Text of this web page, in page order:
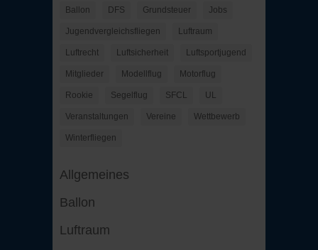
Ballon DFS Grundsteuer Jobs
Jugendvergleichsfliegen Luftraum
Luftrecht Luftsicherheit Luftsportjugend
Mitglieder Modellflug Motorflug
Rookie Segelflug SFCL UL
Veranstaltungen Vereine Wettbewerb
Winterfliegen
Allgemeines
Ballon
Luftraum